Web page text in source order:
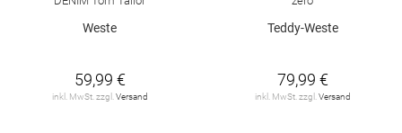
Weste
59,99 €
inkl. MwSt. zzgl.Versand
Teddy-Weste
79,99 €
inkl. MwSt. zzgl.Versand